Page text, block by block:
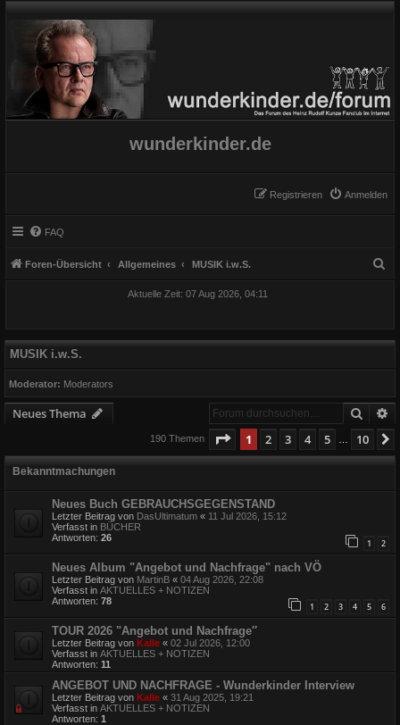
wunderkinder.de
Anmelden
Registrieren
FAQ
Foren-Übersicht Allgemeines MUSIK i.w.S.
Aktuelle Zeit: 07 Aug 2026, 04:11
MUSIK i.w.S.
Moderator: Moderators
Neues Thema Suche
190 Themen Seite 1von 10
1 2 3 4 5 10
Bekanntmachungen
Neues Buch GEBRAUCHSGEGENSTAND
Letzter Beitrag von DasUltimatum « 11 Jul 2026, 15:12
Verfasst in BÜCHER
Antworten: 26 1 2
Neues Album "Angebot und Nachfrage" nach VÖ
Letzter Beitrag von MartinB « 04 Aug 2026, 22:08
Verfasst in AKTUELLES + NOTIZEN
Antworten: 78 1 2 3 4 5 6
TOUR 2026 "Angebot und Nachfrage″
Letzter Beitrag von Kalle « 02 Jul 2026, 12:00
Verfasst in AKTUELLES + NOTIZEN
Antworten: 11
ANGEBOT UND NACHFRAGE - Wunderkinder Interview
Letzter Beitrag von Kalle « 31 Aug 2025, 19:21
Verfasst in AKTUELLES + NOTIZEN
Antworten: 1